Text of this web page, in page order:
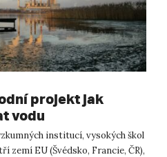
projekt jak
vodu
institucí, vysokých škol
zemí EU (Švédsko, Francie, ČR),